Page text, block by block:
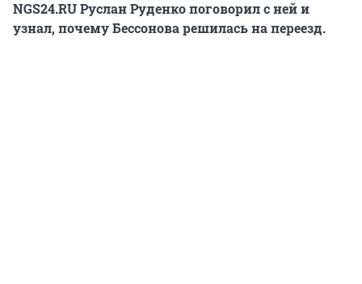
NGS24.RU Руслан Руденко поговорил с ней и
узнал, почему Бессонова решилась на переезд.